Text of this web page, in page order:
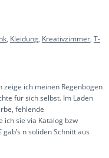
, Kleidung, Kreativzimmer, T-
ich meinen Regenbogen
für sich selbst. Im Laden
fehlende
sie via Katalog bzw
n soliden Schnitt aus